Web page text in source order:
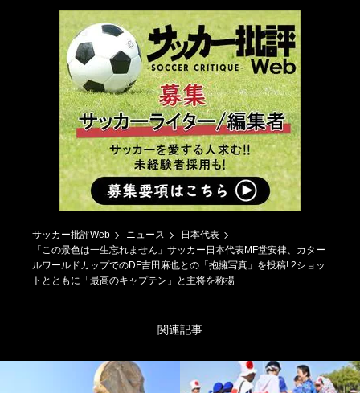
サッカー批評Web ニュース
日本代表
「この景色は一生忘れません」サッカー日本代表MF堂安律、カター
ルワールドカップでのDF吉田麻也との「抱擁写真」を投稿! 2ショッ
トとともに「最高のキャプテン」と主将を称揚
関連記事